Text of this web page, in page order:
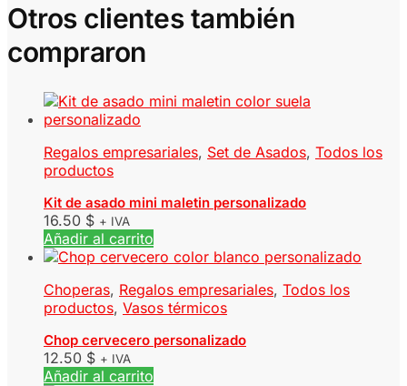
Otros clientes también
compraron
Regalos empresariales, Set de Asados, Todos los
productos
Kit de asado mini maletin personalizado
16.50 $ + IVA
Añadir al carrito
Choperas, Regalos empresariales, Todos los
productos, Vasos térmicos
Chop cervecero personalizado
12.50 $ + IVA
Añadir al carrito